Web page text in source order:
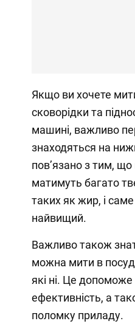
Якщо ви хочете
сковорідки та
машині, важливо
знаходяться на
пов’язано з тим, що
матимуть багато
таких як жир, і
найвищий.
Важливо також
можна мити в
які ні. Це
ефективність, а
поломку приладу.